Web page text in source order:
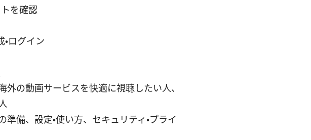
を確認
ログイン
の動画サービスを快適に視聴したい人、
備、設定・使い方、セキュリティ・プライ